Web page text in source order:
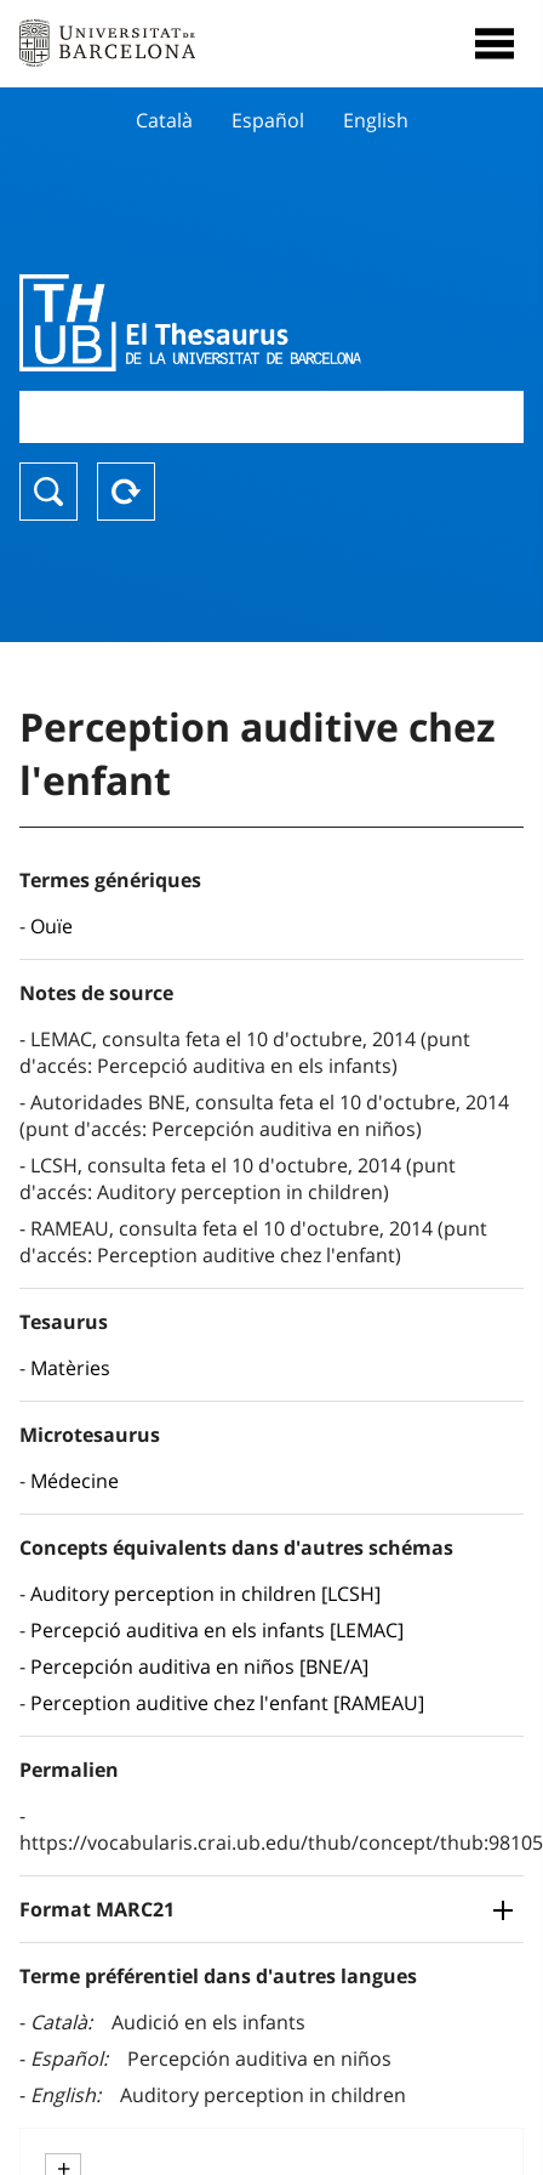
Català Español English
Perception auditive chez
l'enfant
Termes génériques
Ouïe
Notes de source
LEMAC, consulta feta el 10 d'octubre, 2014 (punt
d'accés: Percepció auditiva en els infants)
Autoridades BNE, consulta feta el 10 d'octubre, 2014
(punt d'accés: Percepción auditiva en niños)
LCSH, consulta feta el 10 d'octubre, 2014 (punt
d'accés: Auditory perception in children)
RAMEAU, consulta feta el 10 d'octubre, 2014 (punt
d'accés: Perception auditive chez l'enfant)
Tesaurus
Matèries
Microtesaurus
Médecine
Concepts équivalents dans d'autres schémas
Auditory perception in children [LCSH]
Percepció auditiva en els infants [LEMAC]
Percepción auditiva en niños [BNE/A]
Perception auditive chez l'enfant [RAMEAU]
Permalien
https://vocabularis.crai.ub.edu/thub/concept/
Format MARC21
Terme préférentiel dans d'autres langues
Català
Audició en els infants
Español
Percepción auditiva en niños
English
Auditory perception in children